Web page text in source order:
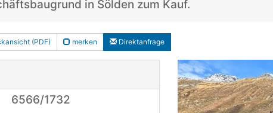
in Sölden zum Kauf.
(PDF) merken Direktanfrage
6566/1732